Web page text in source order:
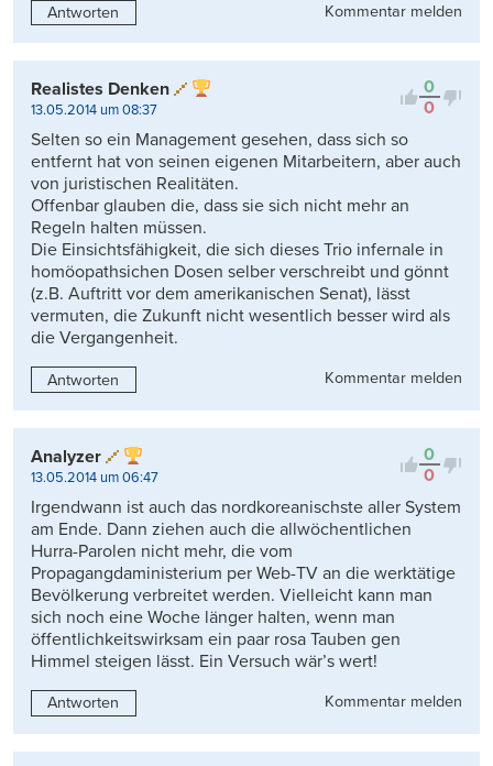
Antworten Kommentar melden
0
0
Realistes Denken
13.05.2014 um 08:37
Selten so ein Management gesehen, dass sich so
entfernt hat von seinen eigenen Mitarbeitern, aber auch
von juristischen Realitäten.
Offenbar glauben die, dass sie sich nicht mehr an
Regeln halten müssen.
Die Einsichtsfähigkeit, die sich dieses Trio infernale in
homöopathsichen Dosen selber verschreibt und gönnt
(z.B. Auftritt vor dem amerikanischen Senat), lässt
vermuten, die Zukunft nicht wesentlich besser wird als
die Vergangenheit.
Antworten Kommentar melden
0
0
Analyzer
13.05.2014 um 06:47
Irgendwann ist auch das nordkoreanischste aller System
am Ende. Dann ziehen auch die allwöchentlichen
Hurra-Parolen nicht mehr, die vom
Propagangdaministerium per Web-TV an die werktätige
Bevölkerung verbreitet werden. Vielleicht kann man
sich noch eine Woche länger halten, wenn man
öffentlichkeitswirksam ein paar rosa Tauben gen
Himmel steigen lässt. Ein Versuch wär’s wert!
Antworten Kommentar melden